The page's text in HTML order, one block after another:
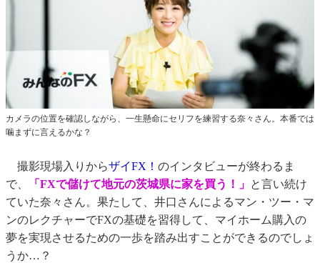
カメラの位置を確認しながら、一生懸命にセリフを練習する奈々さん。本番では
噛まずに言えるかな？
撮影現場入りからザイFX！ のインタビューが終わるま
で、
「FXで儲けて地元の茨城県に家を買う！」 と言い続け
ていた奈々さん。果たして、井口さんによるマン・ツー・マ
ンのレクチャーでFXの基礎を習得して、マイホーム購入の
夢を実現させるための一歩を踏み出すことができるのでしょ
うか…？